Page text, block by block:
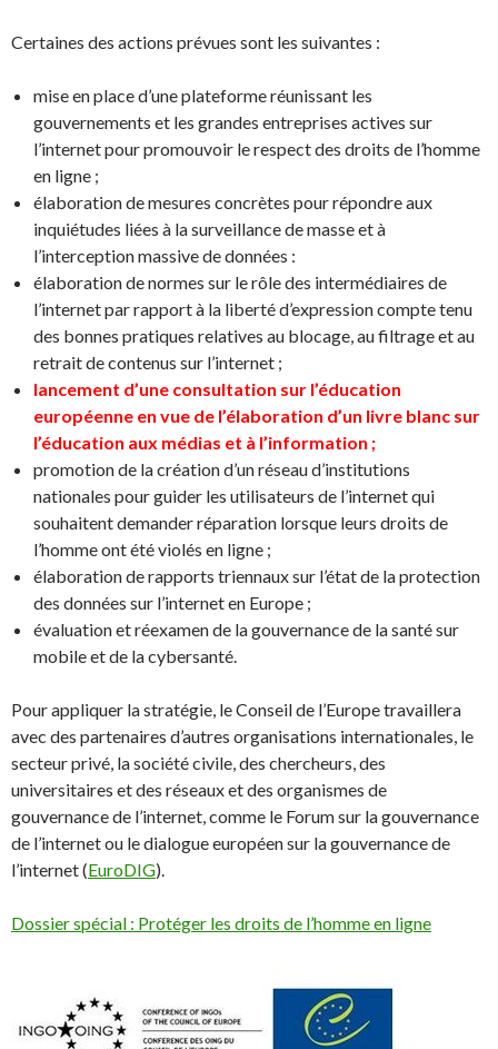
Certaines des actions prévues sont les suivantes :
mise en place d’une plateforme réunissant les
gouvernements et les grandes entreprises actives sur
l’internet pour promouvoir le respect des droits de l’homme
en ligne ;
élaboration de mesures concrètes pour répondre aux
inquiétudes liées à la surveillance de masse et à
l’interception massive de données :
élaboration de normes sur le rôle des intermédiaires de
l’internet par rapport à la liberté d’expression compte tenu
des bonnes pratiques relatives au blocage, au filtrage et au
retrait de contenus sur l’internet ;
lancement d’une consultation sur l’éducation
européenne en vue de l’élaboration d’un livre blanc sur
l’éducation aux médias et à l’information ;
promotion de la création d’un réseau d’institutions
nationales pour guider les utilisateurs de l’internet qui
souhaitent demander réparation lorsque leurs droits de
l’homme ont été violés en ligne ;
élaboration de rapports triennaux sur l’état de la protection
des données sur l’internet en Europe ;
évaluation et réexamen de la gouvernance de la santé sur
mobile et de la cybersanté.
Pour appliquer la stratégie, le Conseil de l’Europe travaillera
avec des partenaires d’autres organisations internationales, le
secteur privé, la société civile, des chercheurs, des
universitaires et des réseaux et des organismes de
gouvernance de l’internet, comme le Forum sur la gouvernance
de l’internet ou le dialogue européen sur la gouvernance de
l’internet (EuroDIG).
Dossier spécial : Protéger les droits de l’homme en ligne